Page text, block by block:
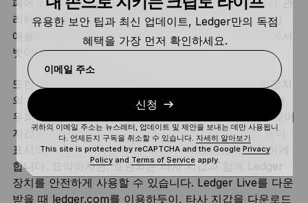
리하도록 설계되었습니다. Ledger Live, 또는 타사 지갑
애플리케이션, 어느 쪽을 사용하든 이 개인 키는 장치에서
벗어나지 않습니다.
또한 Ledger 장치를 통해 실행하는 모든 트랜잭션을 장치
의 버튼을 통해
을 해야 하는데, 이는 타사 지갑에서
우회할 수 없는 기능입니다. 뿐만 아니라 Ledger 하드웨어
지갑의 화면에는 타사 지갑에서 전송되는 정확한 요청이
표시되어메시지 중간자 공격(MITM)이 범접하지 못하게
합니다. 요약하자면: 호환되는 타사 지갑과 함께 Ledger
장치를 안전하게 사용할 수 있습니다. Ledger Live를 다운
받을 때 ledger.com를 이용하듯이, 타사 지갑을 다운로드
유용한 보안 팁과 최신 업데이트, Ledger만의 독점
혜택을 가장 먼저 확인하세요.
이메일 주소
신청
귀하의 이메일 주소는 뉴스레터, 업데이트 및 제안을 보내는 데만 사용됩니
다. 언제든지 구독을 취소할 수 있습니다. 자세히 알아보기
This site is protected by reCAPTCHA and the Google Privacy
Policyand Terms of Serviceapply.